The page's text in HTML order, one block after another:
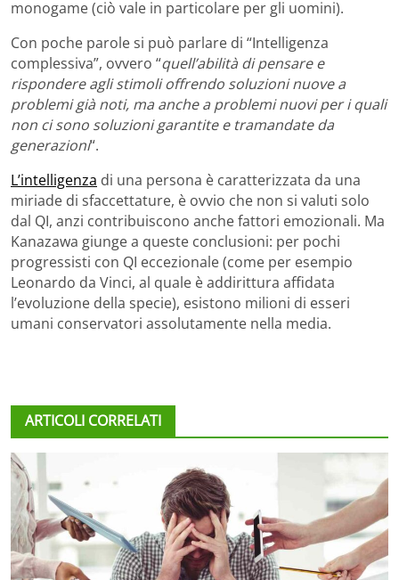
monogame (ciò vale in particolare per gli uomini).
Con poche parole si può parlare di “Intelligenza
complessiva”, ovvero “quell’abilità di pensare e
rispondere agli stimoli offrendo soluzioni nuove a
problemi già noti, ma anche a problemi nuovi per i quali
non ci sono soluzioni garantite e tramandate da
generazioni“.
L’intelligenza di una persona è caratterizzata da una
miriade di sfaccettature, è ovvio che non si valuti solo
dal QI, anzi contribuiscono anche fattori emozionali. Ma
Kanazawa giunge a queste conclusioni: per pochi
progressisti con QI eccezionale (come per esempio
Leonardo da Vinci, al quale è addirittura affidata
l’evoluzione della specie), esistono milioni di esseri
umani conservatori assolutamente nella media.
ARTICOLI CORRELATI